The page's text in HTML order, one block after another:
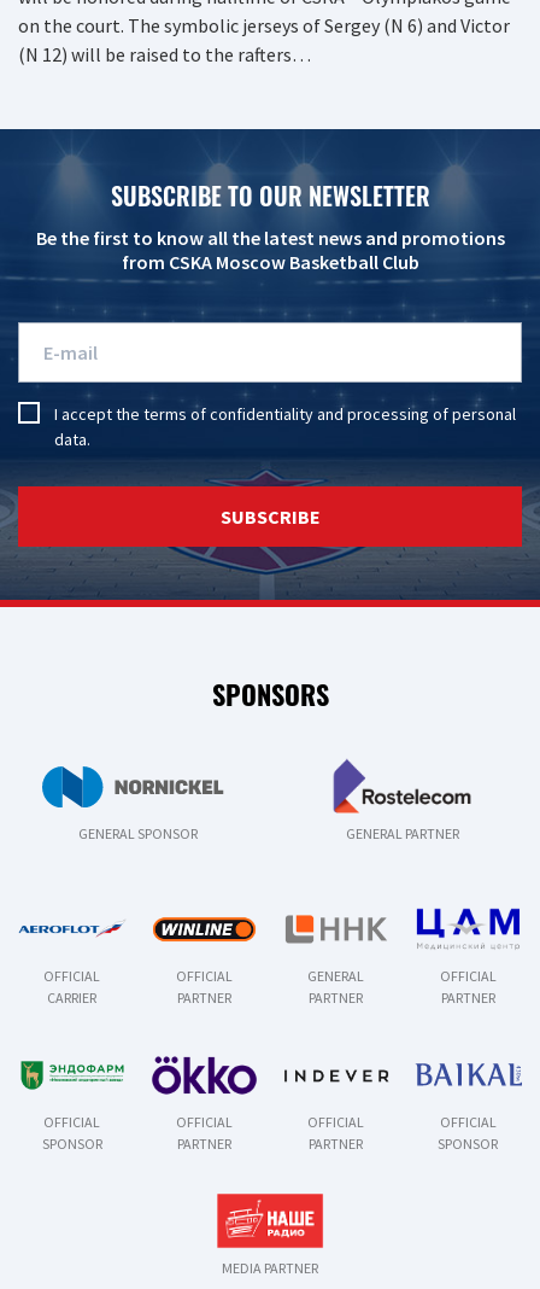
on the court. The symbolic jerseys of Sergey (N 6) and Victor
(N 12) will be raised to the rafters…
SUBSCRIBE TO OUR NEWSLETTER
Be the first to know all the latest news and promotions
from CSKA Moscow Basketball Club
I accept the terms of confidentialityandprocessing of personal
data.
SUBSCRIBE
SPONSORS
GENERAL SPONSOR GENERAL PARTNER
OFFICIAL
CARRIER
OFFICIAL
PARTNER
GENERAL
PARTNER
OFFICIAL
PARTNER
OFFICIAL
SPONSOR
OFFICIAL
PARTNER
OFFICIAL
PARTNER
OFFICIAL
SPONSOR
MEDIA PARTNER